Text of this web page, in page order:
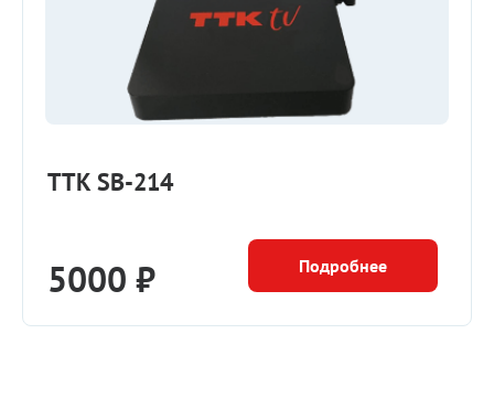
TTK SB-214
5000 ₽ Подробнее